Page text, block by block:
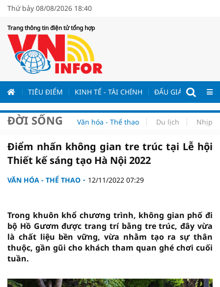
Thứ bảy 08/08/2026 18:40
Trang thông tin điện tử tổng hợp
TIÊU ĐIỂM KINH TẾ - TÀI CHÍNH ĐẤU GIÁ - ĐẤU
ĐỜI SỐNG Văn hóa - Thể thao Du lịch Nhịp
Điểm nhấn không gian tre trúc tại Lễ hội
Thiết kế sáng tạo Hà Nội 2022
VĂN HÓA - THỂ THAO 12/11/2022 07:29
Trong khuôn khổ chương trình, không gian phố đi
bộ Hồ Gươm được trang trí bằng tre trúc, đây vừa
là chất liệu bền vững, vừa nhằm tạo ra sự thân
thuộc, gần gũi cho khách tham quan ghé chơi cuối
tuần.